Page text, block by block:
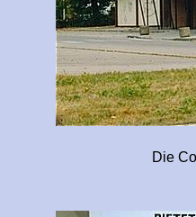
Die Commissary